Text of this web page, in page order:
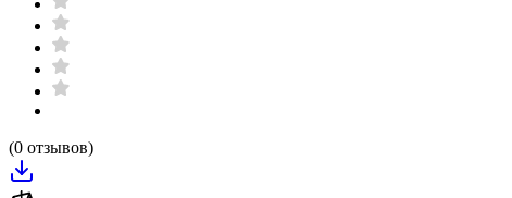
(0 отзывов)